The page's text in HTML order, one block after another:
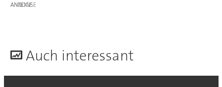
ANZEIGE
Auch interessant